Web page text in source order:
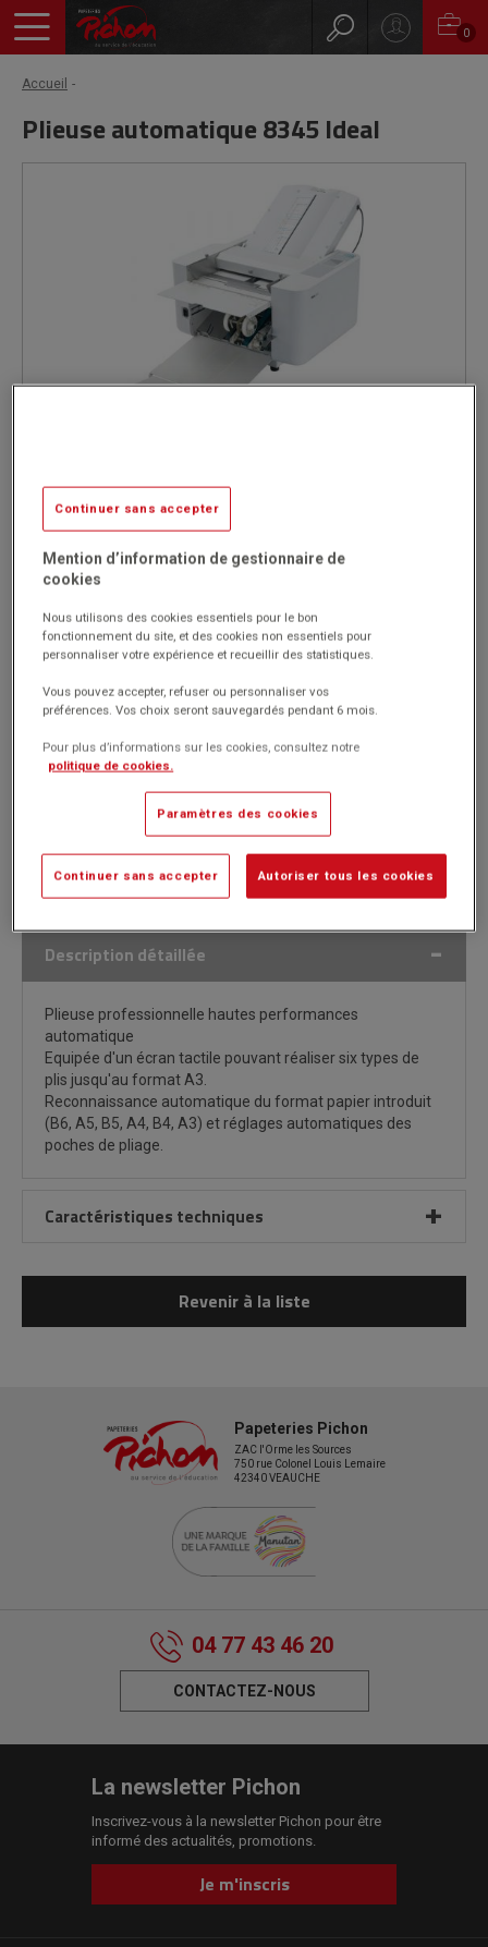
0
Accueil
Plieuse automatique 8345 Ideal
Réf. 1033714
Code EAN : 4019364883453
(Produit ni repris, ni échangé)
Equipée d'un écran tactile pouvant réaliser six types de plis
jusqu'au format A3.
Reconnaissance automatique du format papier introduit (B6, A5,
Marque : Ideal
7,955.00€HT
(9,546.00€TTC) Passer commande
Description détaillée
Plieuse professionnelle hautes performances
automatique
Equipée d'un écran tactile pouvant réaliser six types de
plis jusqu'au format A3.
Reconnaissance automatique du format papier introduit
(B6, A5, B5, A4, B4, A3) et réglages automatiques des
poches de pliage.
Caractéristiques techniques
Revenir à la liste
Papeteries Pichon
ZAC l'Orme les Sources
750 rue Colonel Louis Lemaire
42340 VEAUCHE
04 77 43 46 20
CONTACTEZ-NOUS
La newsletter Pichon
Inscrivez-vous à la newsletter Pichon pour être
informé des actualités, promotions.
Je m'inscris
Continuer sans accepter
Mention d’information de gestionnaire de
cookies
Nous utilisons des cookies essentiels pour le bon
fonctionnement du site, et des cookies non essentiels pour
personnaliser votre expérience et recueillir des statistiques.
Vous pouvez accepter, refuser ou personnaliser vos
préférences. Vos choix seront sauvegardés pendant 6 mois.
Pour plus d’informations sur les cookies, consultez notre
politique de cookies.
Paramètres des cookies
Continuer sans accepter Autoriser tous les cookies